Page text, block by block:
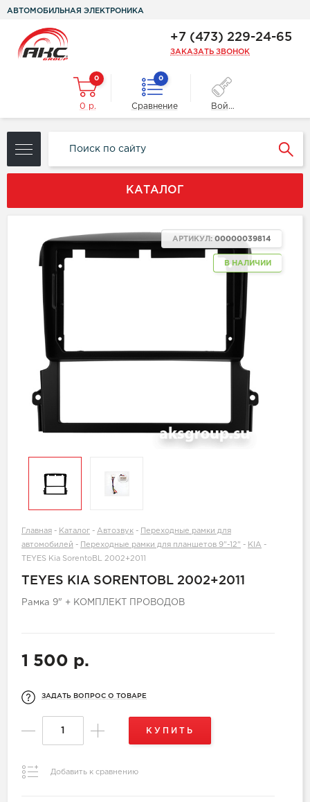
АВТОМОБИЛЬНАЯ ЭЛЕКТРОНИКА
+7 (473) 229-24-65
ЗАКАЗАТЬ ЗВОНОК
0
0 р.
0
Сравнение Войти
КАТАЛОГ
В НАЛИЧИИ
АРТИКУЛ: 00000039814
Главная - Каталог - Автозвук -
Переходные рамки для
автомобилей - Переходные рамки для планшетов 9"-12" - KIA -
TEYES Kia SorentoBL 2002+2011
TEYES KIA SORENTOBL 2002+2011
Рамка 9" + КОМПЛЕКТ ПРОВОДОВ
1 500 р.
ЗАДАТЬ ВОПРОС О ТОВАРЕ
КУПИТЬ
Добавить к сравнению